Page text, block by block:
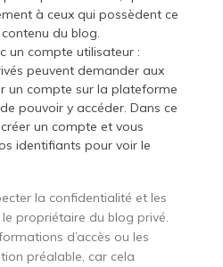
à ceux qui possèdent ce
du blog.
un compte utilisateur :
peuvent demander aux
un compte sur la plateforme
pouvoir y accéder. Dans ce
un compte et vous
identifiants pour voir le
la confidentialité et les
propriétaire du blog privé.
d’accès ou les
préalable, car cela